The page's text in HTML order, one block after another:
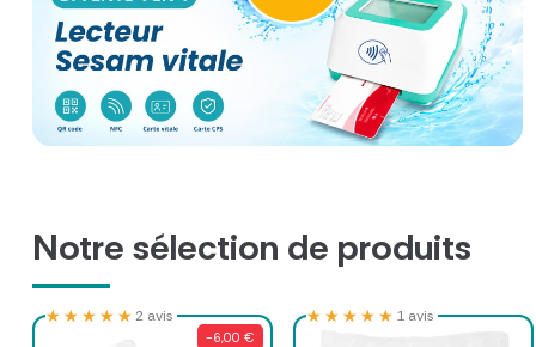
Notre sélection de produits
-6,00 €
★★★★★
★★★★★ 2 avis ★★★★★
★★★★★ 1 avis